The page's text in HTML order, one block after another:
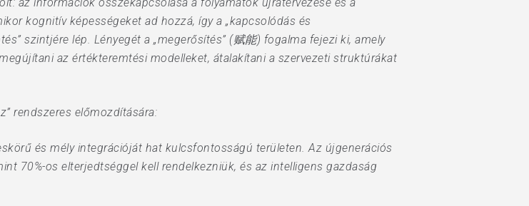
kognitív képességeket ad hozzá, így a „kapcsolódás és
szintjére lép. Lényegét a „megerősítés” (赋能) fogalma fejezi ki, amely
az értékteremtési modelleket, átalakítani a szervezeti struktúrákat
rendszeres előmozdítására:
és mély integrációját hat kulcsfontosságú területen. Az újgenerációs
70%-os elterjedtséggel kell rendelkezniük, és az intelligens gazdaság